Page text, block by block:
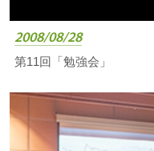
2008/08/28
第11回「勉強会」